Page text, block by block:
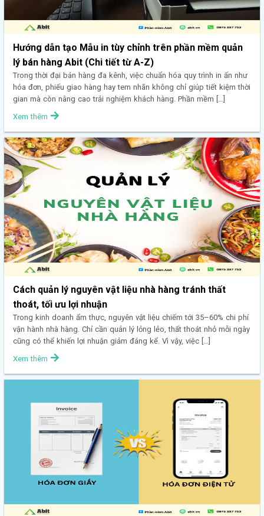
Hướng dẫn tạo Mẫu in tùy chỉnh trên phần mềm quản
lý bán hàng Abit (Chi tiết từ A-Z)
Trong thời đại bán hàng đa kênh, việc chuẩn hóa quy trình in ấn như
hóa đơn, phiếu giao hàng hay tem nhãn không chỉ giúp tiết kiệm thời
gian mà còn nâng cao trải nghiệm khách hàng. Phần mềm […]
Xem thêm
Cách quản lý nguyên vật liệu nhà hàng tránh thất
thoát, tối ưu lợi nhuận
Trong kinh doanh ẩm thực, nguyên vật liệu chiếm tới 35–60% chi phí
vận hành nhà hàng. Chỉ cần quản lý lỏng lẻo, thất thoát nhỏ mỗi ngày
cũng có thể khiến lợi nhuận giảm đáng kể. Vì vậy, việc […]
Xem thêm